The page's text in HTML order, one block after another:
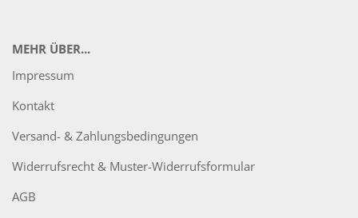
MEHR ÜBER...
Impressum
Kontakt
Versand- & Zahlungsbedingungen
Widerrufsrecht & Muster-Widerrufsformular
AGB